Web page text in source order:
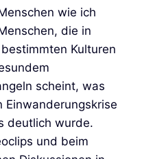
wie ich
die in
Kulturen
scheint, was
deutlich wurde.
und beim